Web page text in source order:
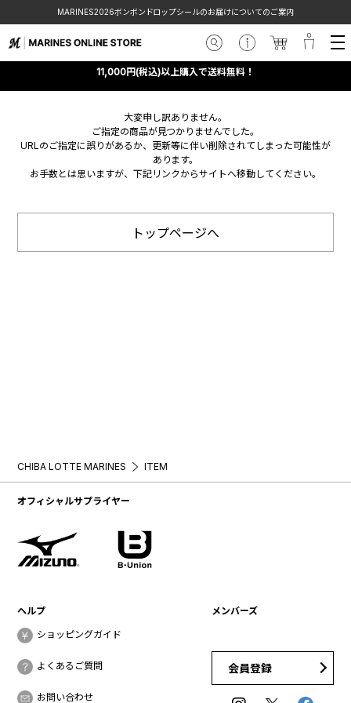
MARINES2026ボンボンドロップシールのお届けについてのご案内
11,000円(税込)以上購入で送料無料！
大変申し訳ありません。
ご指定の商品が見つかりませんでした。
URLのご指定に誤りがあるか、更新等に伴い削除されてしまった可能性が
あります。
お手数とは思いますが、下記リンクからサイトへ移動してください。
トップページへ
CHIBA LOTTE MARINES ITEM
オフィシャルサプライヤー
ヘルプ
ショッピングガイド
よくあるご質問
お問い合わせ
メンバーズ
会員登録